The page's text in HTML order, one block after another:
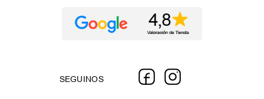
SEGUINOS